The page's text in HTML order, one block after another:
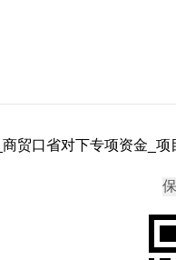
贸口省对下专项资金_